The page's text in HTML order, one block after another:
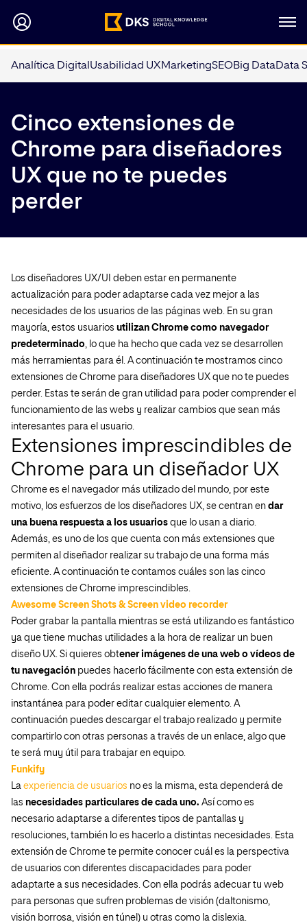
Analítica Digital Usabilidad UXMarketingSEOBig DataData
Cinco extensiones de
Chrome para diseñadores
UX que no te puedes
perder
Los diseñadores UX/UI deben estar en permanente
actualización para poder adaptarse cada vez mejor a las
necesidades de los usuarios de las páginas web. En su gran
mayoría, estos usuarios utilizan Chrome como navegador
predeterminado, lo que ha hecho que cada vez se desarrollen
más herramientas para él. A continuación te mostramos cinco
extensiones de Chrome para diseñadores UX que no te puedes
perder. Estas te serán de gran utilidad para poder comprender el
funcionamiento de las webs y realizar cambios que sean más
interesantes para el usuario.
Extensiones imprescindibles de
Chrome para un diseñador UX
Chrome es el navegador más utilizado del mundo, por este
motivo, los esfuerzos de los diseñadores UX, se centran en dar
una buena respuesta a los usuarios que lo usan a diario.
Además, es uno de los que cuenta con más extensiones que
permiten al diseñador realizar su trabajo de una forma más
eficiente. A continuación te contamos cuáles son las cinco
extensiones de Chrome imprescindibles.
Awesome Screen Shots & Screen video recorder
Poder grabar la pantalla mientras se está utilizando es fantástico
ya que tiene muchas utilidades a la hora de realizar un buen
diseño UX. Si quieres obtener imágenes de una web o vídeos de
tu navegación puedes hacerlo fácilmente con esta extensión de
Chrome. Con ella podrás realizar estas acciones de manera
instantánea para poder editar cualquier elemento. A
continuación puedes descargar el trabajo realizado y permite
compartirlo con otras personas a través de un enlace, algo que
te será muy útil para trabajar en equipo.
Funkify
La experiencia de usuarios no es la misma, esta dependerá de
las necesidades particulares de cada uno. Así como es
necesario adaptarse a diferentes tipos de pantallas y
resoluciones, también lo es hacerlo a distintas necesidades. Esta
extensión de Chrome te permite conocer cuál es la perspectiva
de usuarios con diferentes discapacidades para poder
adaptarte a sus necesidades. Con ella podrás adecuar tu web
para personas que sufren problemas de visión (daltonismo,
visión borrosa, visión en túnel) u otras como la dislexia.